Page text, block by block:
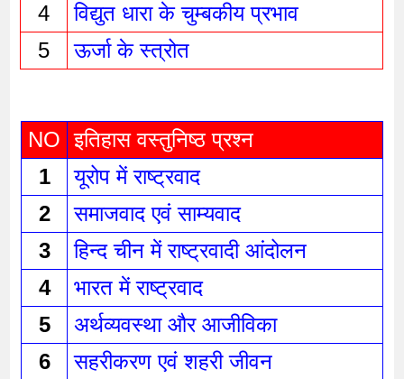
4
विद्युत धारा के चुम्बकीय प्रभाव
5
ऊर्जा के स्त्रोत
NO इतिहास वस्तुनिष्ठ प्रश्न
1
यूरोप में राष्ट्रवाद
2
समाजवाद एवं साम्यवाद
3
हिन्द चीन में राष्ट्रवादी आंदोलन
4
भारत में राष्ट्रवाद
5
अर्थव्यवस्था और आजीविका
6
सहरीकरण एवं शहरी जीवन